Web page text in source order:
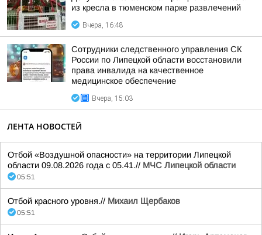
из кресла в тюменском парке развлечений
Вчера, 16:48
Сотрудники следственного управления СК
России по Липецкой области восстановили
права инвалида на качественное
медицинское обеспечение
Вчера, 15:03
ЛЕНТА НОВОСТЕЙ
Отбой «Воздушной опасности» на территории Липецкой
области 09.08.2026 года с 05.41.// МЧС Липецкой области
05:51
Отбой красного уровня.// Михаил Щербаков
05:51